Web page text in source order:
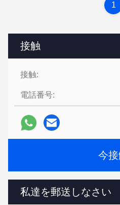
接触
接触:
電話番号:
今
私達を郵送しなさい
1